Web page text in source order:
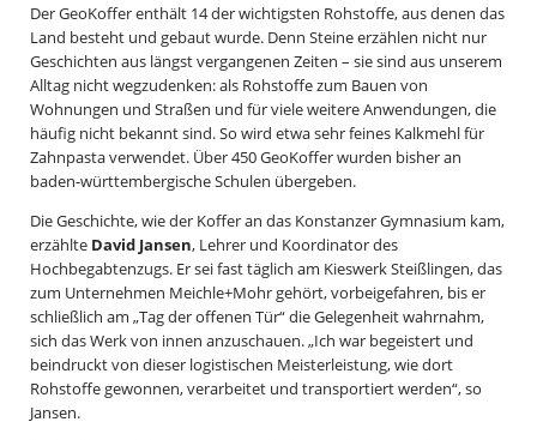
Der GeoKoffer enthält 14 der wichtigsten Rohstoffe, aus denen das
Land besteht und gebaut wurde. Denn Steine erzählen nicht nur
Geschichten aus längst vergangenen Zeiten – sie sind aus unserem
Alltag nicht wegzudenken: als Rohstoffe zum Bauen von
Wohnungen und Straßen und für viele weitere Anwendungen, die
häufig nicht bekannt sind. So wird etwa sehr feines Kalkmehl für
Zahnpasta verwendet. Über 450 GeoKoffer wurden bisher an
baden-württembergische Schulen übergeben.
Die Geschichte, wie der Koffer an das Konstanzer Gymnasium kam,
erzählte David Jansen, Lehrer und Koordinator des
Hochbegabtenzugs. Er sei fast täglich am Kieswerk Steißlingen, das
zum Unternehmen Meichle+Mohr gehört, vorbeigefahren, bis er
schließlich am „Tag der offenen Tür“ die Gelegenheit wahrnahm,
sich das Werk von innen anzuschauen. „Ich war begeistert und
beindruckt von dieser logistischen Meisterleistung, wie dort
Rohstoffe gewonnen, verarbeitet und transportiert werden“, so
Jansen.